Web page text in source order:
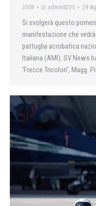
2008 Di admin8235 29
Si svolgerà questo
manifestazione che vedrà
pattuglia acrobatica
Italiana (AMI). SV News
‘Frecce Tricolori’, Magg.